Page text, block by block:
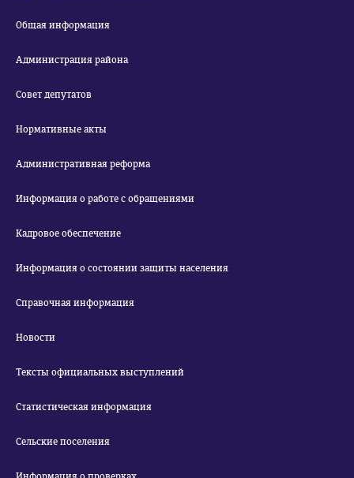
Общая информация
Администрация района
Совет депутатов
Нормативные акты
Административная реформа
Информация о работе с обращениями
Кадровое обеспечение
Информация о состоянии защиты населения
Справочная информация
Новости
Тексты официальных выступлений
Статистическая информация
Сельские поселения